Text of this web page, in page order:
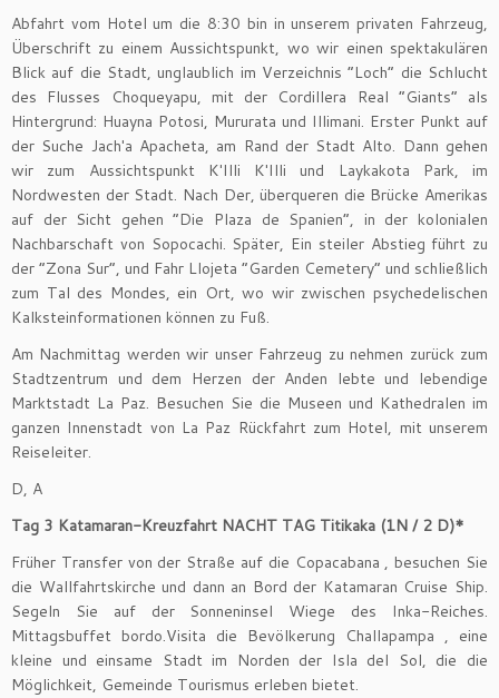
Abfahrt vom Hotel um die 8:30 bin in unserem privaten Fahrzeug,
Überschrift zu einem Aussichtspunkt, wo wir einen spektakulären
Blick auf die Stadt, unglaublich im Verzeichnis “Loch” die Schlucht
des Flusses Choqueyapu, mit der Cordillera Real “Giants” als
Hintergrund: Huayna Potosi, Mururata und Illimani. Erster Punkt auf
der Suche Jach'a Apacheta, am Rand der Stadt Alto. Dann gehen
wir zum Aussichtspunkt K'Illi K'Illi und Laykakota Park, im
Nordwesten der Stadt. Nach Der, überqueren die Brücke Amerikas
auf der Sicht gehen “Die Plaza de Spanien”, in der kolonialen
Nachbarschaft von Sopocachi. Später, Ein steiler Abstieg führt zu
der “Zona Sur”, und Fahr Llojeta “Garden Cemetery” und schließlich
zum Tal des Mondes, ein Ort, wo wir zwischen psychedelischen
Kalksteinformationen können zu Fuß.
Am Nachmittag werden wir unser Fahrzeug zu nehmen zurück zum
Stadtzentrum und dem Herzen der Anden lebte und lebendige
Marktstadt La Paz. Besuchen Sie die Museen und Kathedralen im
ganzen Innenstadt von La Paz Rückfahrt zum Hotel, mit unserem
Reiseleiter.
D, A
Tag 3 Katamaran-Kreuzfahrt NACHT TAG Titikaka (1N / 2 D)*
Früher Transfer von der Straße auf die Copacabana , besuchen Sie
die Wallfahrtskirche und dann an Bord der Katamaran Cruise Ship.
Segeln Sie auf der Sonneninsel Wiege des Inka-Reiches.
Mittagsbuffet bordo.Visita die Bevölkerung Challapampa , eine
kleine und einsame Stadt im Norden der Isla del Sol, die die
Möglichkeit, Gemeinde Tourismus erleben bietet.